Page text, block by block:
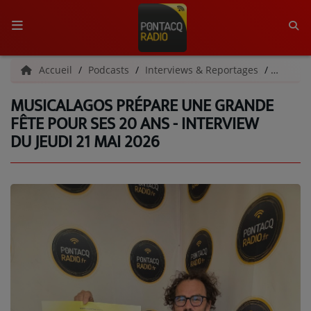
ACCUEIL
RADIO
QUI SOMMES-NOUS ?
L'ÉQUIPE
GRILLE DES PROGRAMMES
PODCASTS - SAISON 2026/2027
Accueil Podcasts Interviews & Reportages
MUSICALAGOS PRÉPARE UNE GRANDE
FÊTE POUR SES 20 ANS - INTERVIEW
DU JEUDI 21 MAI 2026